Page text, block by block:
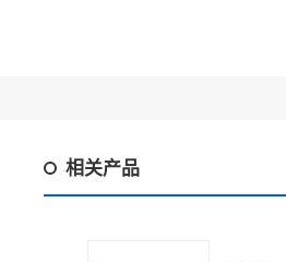
相关产品